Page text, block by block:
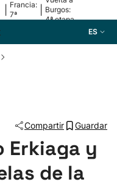
Francia:
7ª
Burgos:
4ª etapa
ES
Compartir Guardar
Erkiaga y
de la